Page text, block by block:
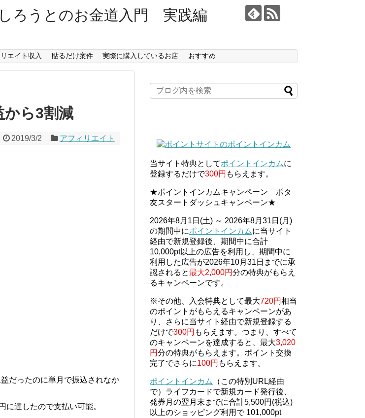
ろうとのお金道入門 実践編
エイト収入 貼るだけ案件 実際に購入しているお店 おすすめ
から3割減
2019/3/2 アフィリエイト
だったのに単月で振込されなか
に達したので支払い可能。
当サイト特典としてポイントインカムに
登録するだけで300円 もらえます。
★ポイントインカムキャンペーン ポタ
友スタートダッシュキャンペーン★
2026年8月1日(土) ～ 2026年8月31日(月)
の期間中にポイントインカムに当サイト
経由で新規登録後、期間中に合計
10,000pt以上の広告を利用し、期間中に
利用した広告が2026年10月31日までに承
認されると最大2,000円分の特典がもらえ
るキャンペーンです。
※その他、入会特典として最大720円相当
のポイントがもらえるキャンペーンがあ
り、さらに当サイト経由で新規登録する
だけで300円 もらえます。つまり、すべて
のキャンペーンを達成すると、最大3,020
円分の特典がもらえます。ポイント交換
完了でさらに100円 もらえます。
ポイントインカム
（この特別URL経由
で）ライフカードで新規カード発行後、
発券月の翌月末までに合計5,500円(税込)
以上のショッピング利用で 101,000pt